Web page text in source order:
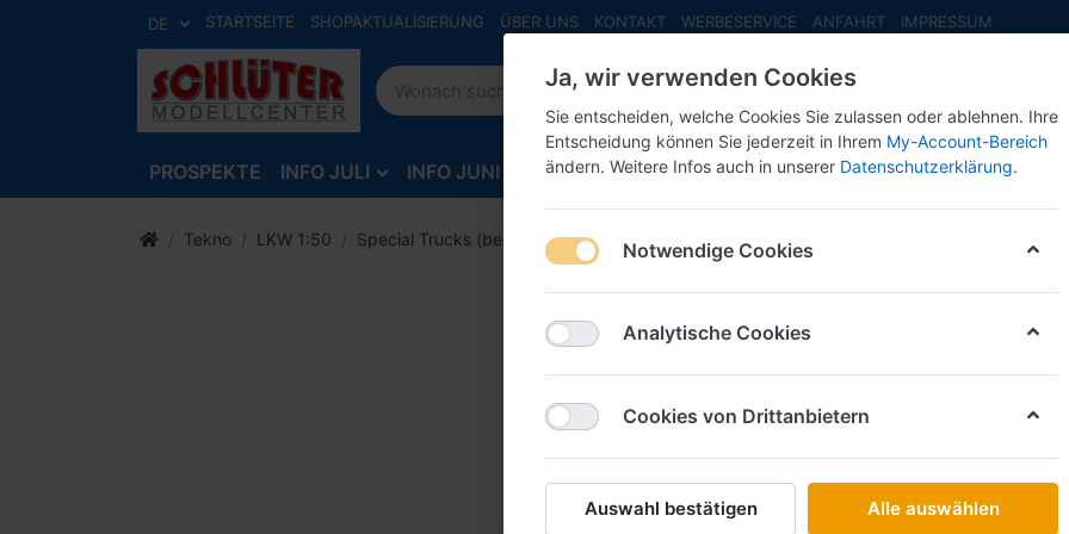
DE STARTSEITE SHOPAKTUALISIERUNG ÜBER UNS KONTAKT WERBESERVICE ANFAHRT IMPRESSUM
PROSPEKTE INFO JULI INFO JUNI INFO MAI NEU EINGETROFFEN NEUHEITEN
Tekno LKW 1:50 Special Trucks (bedruckt) Beau - Fast & Furious Scania R-serie Topline 4x2 Zugm.vvsp.
Tekno
Beau -
serie
-1:50-
Art.-Nr.
Ja, wir verwenden Cookies
Sie entscheiden, welche Cookies Sie zulassen oder ablehnen. Ihre
Entscheidung können Sie jederzeit in Ihrem My-Account-Bereich
ändern. Weitere Infos auch in unserer Datenschutzerklärung.
Notwendige Cookies
Analytische Cookies
Cookies von Drittanbietern
Auswahl bestätigen Alle auswählen